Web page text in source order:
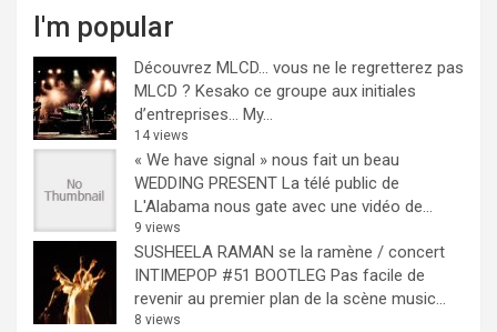
I'm popular
Découvrez MLCD… vous ne le regretterez pas
MLCD ? Kesako ce groupe aux initiales
d’entreprises… My...
14 views
« We have signal » nous fait un beau
WEDDING PRESENT La télé public de
L'Alabama nous gate avec une vidéo de...
9 views
SUSHEELA RAMAN se la ramène / concert
INTIMEPOP #51 BOOTLEG Pas facile de
revenir au premier plan de la scène music...
8 views